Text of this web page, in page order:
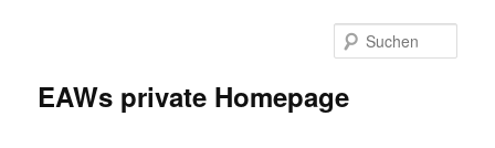
EAWs private Homepage